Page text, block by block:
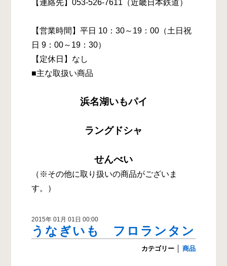
【連絡先】053-526-7611（近畿日本鉄道）
【営業時間】平日 10：30～19：00（土日祝
日 9：00～19：30）
【定休日】なし
■主な取扱い商品
浜名湖いもパイ
ラングドシャ
せんべい
（※その他に取り扱いの商品がございま
す。）
2015年 01月 01日 00:00
うなぎいも フロランタン
カテゴリー 商品